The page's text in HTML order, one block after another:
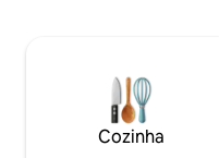
minutos a pé da estação
ônibus de traslado do
tranquilo e seguro - Lista
gratuita e recomendação
Cozinha